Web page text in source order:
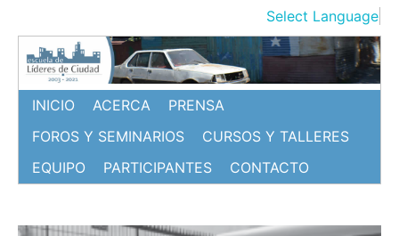
contenido
Select Language
INICIO ACERCA
PRENSA
FOROS Y SEMINARIOS
CURSOS Y TALLERES
EQUIPO
PARTICIPANTES CONTACTO